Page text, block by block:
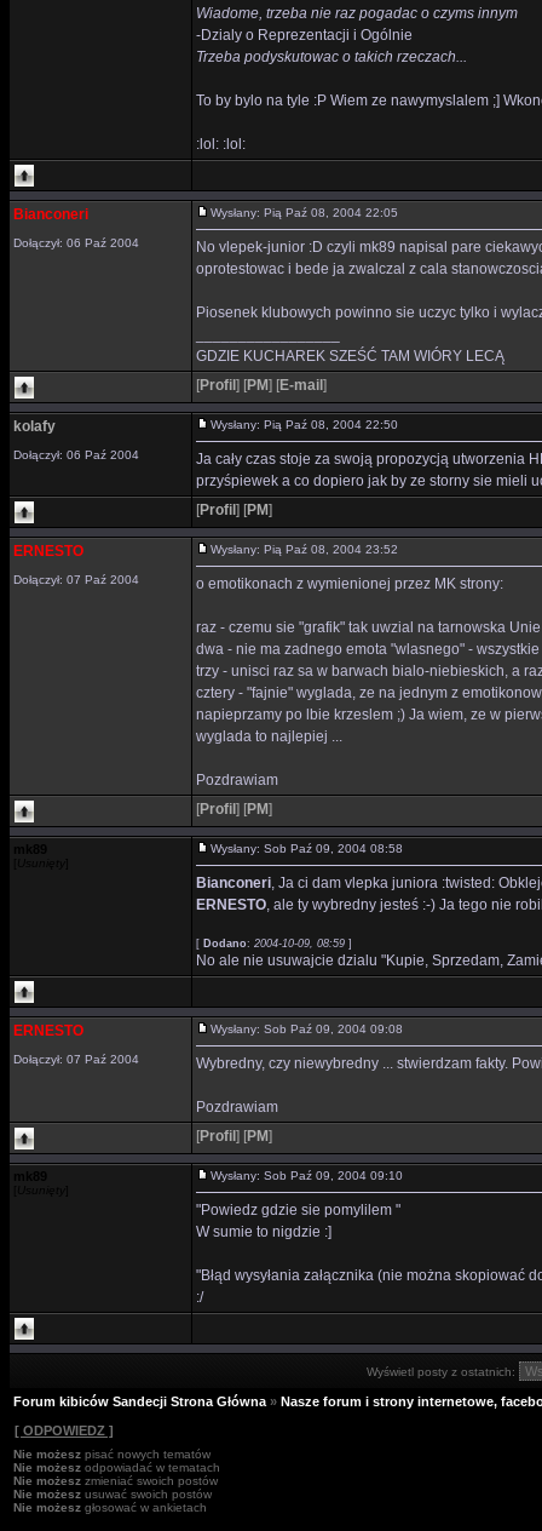
Wiadome, trzeba nie raz pogadac o czyms innym
-Dzialy o Reprezentacji i Ogólnie
Trzeba podyskutowac o takich rzeczach...
To by bylo na tyle :P Wiem ze nawymyslalem ;]
:lol: :lol:
Bianconeri
Dołączył: 06 Paź 2004
Wysłany: Pią Paź 08, 2004 22:05
No vlepek-junior :D czyli mk89 napisal pare
oprotestowac i bede ja zwalczal z cala
Piosenek klubowych powinno sie uczyc tylko i
GDZIE KUCHAREK SZEŚĆ TAM WIÓRY LECĄ
[Profil ] [PM] [E-mail ]
kolafy
Dołączył: 06 Paź 2004
Wysłany: Pią Paź 08, 2004 22:50
Ja cały czas stoje za swoją propozycją utworzenia
przyśpiewek a co dopiero jak by ze storny sie mieli
[Profil ] [PM]
ERNESTO
Dołączył: 07 Paź 2004
Wysłany: Pią Paź 08, 2004 23:52
o emotikonach z wymienionej przez MK strony:
raz - czemu sie "grafik" tak uwzial na tarnowska
dwa - nie ma zadnego emota "wlasnego" -
trzy - unisci raz sa w barwach bialo-niebieskich, a
cztery - "fajnie" wyglada, ze na jednym z
napieprzamy po lbie krzeslem ;) Ja wiem, ze w
wyglada to najlepiej ...
Pozdrawiam
[Profil ] [PM]
mk89 Wysłany: Sob Paź 09, 2004 08:58
Bianconeri, Ja ci dam vlepka juniora :twisted:
ERNESTO, ale ty wybredny jesteś :-) Ja tego nie
[ Dodano: 2004-10-09, 08:59 ]
No ale nie usuwajcie dzialu "Kupie, Sprzedam,
ERNESTO
Dołączył: 07 Paź 2004
Wysłany: Sob Paź 09, 2004 09:08
Wybredny, czy niewybredny ... stwierdzam fakty.
Pozdrawiam
[Profil ] [PM]
mk89 Wysłany: Sob Paź 09, 2004 09:10
"Powiedz gdzie sie pomylilem "
W sumie to nigdzie :]
"Błąd wysyłania załącznika (nie można
:/
Wyświetl posty z ostatnich:
Forum kibiców Sandecji Strona Główna » Nasze forum i strony internetowe,
[ ODPOWIEDZ ]
Nie możesz pisać nowych tematów
Nie możesz odpowiadać w tematach
Nie możesz zmieniać swoich postów
Nie możesz usuwać swoich postów
Nie możesz głosować w ankietach